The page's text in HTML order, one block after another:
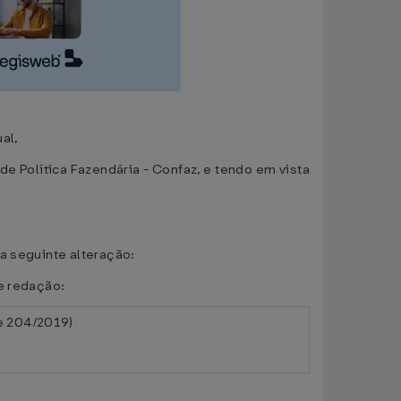
Política Fazendária - Confaz, e tendo em vista
seguinte alteração:
redação:
204/2019)